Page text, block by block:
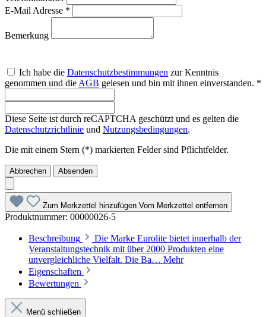
E-Mail Adresse *
Bemerkung
Ich habe die Datenschutzbestimmungen zur Kenntnis
genommen und die AGB gelesen und bin mit ihnen einverstanden. *
Diese Seite ist durch reCAPTCHA geschützt und es gelten die
Datenschutzrichtlinie und Nutzungsbedingungen.
Die mit einem Stern (*) markierten Felder sind Pflichtfelder.
Abbrechen Absenden
Zum Merkzettel hinzufügen Vom Merkzettel entfernen
Produktnummer: 00000026-5
Beschreibung
Die Marke Eurolite bietet innerhalb der
Veranstaltungstechnik mit über 2000 Produkten eine
unvergleichliche Vielfalt. Die Ba… Mehr
Eigenschaften
Bewertungen
Menü schließen